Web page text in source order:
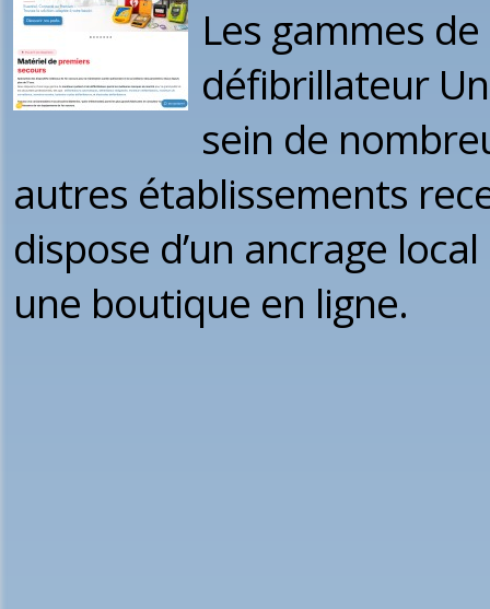
Les gammes
défibrillateur
sein de
autres établissements
dispose d’un ancrage
une boutique en ligne.